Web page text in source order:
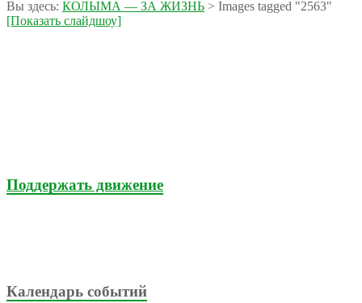
Вы здесь: КОЛЫМА — ЗА ЖИЗНЬ > Images tagged "2563"
[Показать слайдшоу]
Поддержать движение
Календарь событий